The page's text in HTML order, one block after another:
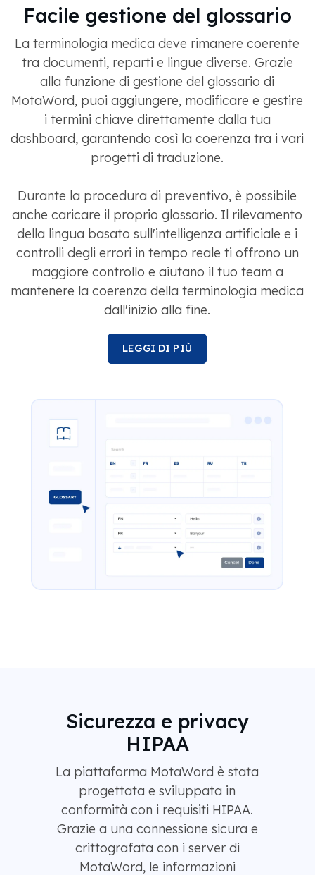
Facile gestione del glossario
La terminologia medica deve rimanere coerente
tra documenti, reparti e lingue diverse. Grazie
alla funzione di gestione del glossario di
MotaWord, puoi aggiungere, modificare e gestire
i termini chiave direttamente dalla tua
dashboard, garantendo così la coerenza tra i vari
progetti di traduzione.
Durante la procedura di preventivo, è possibile
anche caricare il proprio glossario. Il rilevamento
della lingua basato sull'intelligenza artificiale e i
controlli degli errori in tempo reale ti offrono un
maggiore controllo e aiutano il tuo team a
mantenere la coerenza della terminologia medica
dall'inizio alla fine.
LEGGI DI PIÙ
Sicurezza e privacy
HIPAA
La piattaforma MotaWord è stata
progettata e sviluppata in
conformità con i requisiti HIPAA.
Grazie a una connessione sicura e
crittografata con i server di
MotaWord, le informazioni